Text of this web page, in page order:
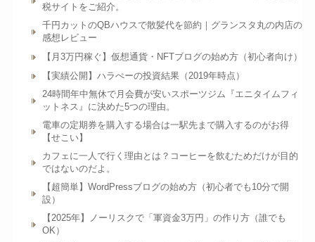
税サイトをご紹介。
千円カットのQBハウスで散髪代を節約｜グランスタ丸の内店の
感想レビュー
【月3万円稼ぐ】仮想通貨・NFTブログの始め方（初心者向け）
【実績公開】ハラぺーの投資結果（2019年時点）
24時間年中無休で月会費が安いスポーツジム『エニタイムフィ
ットネス』に決めた5つの理由。
電車の定期券を購入する場合は一駅先まで購入するのがお得
【せこい】
カフェに一人で行く理由とは？コーヒーを飲むためだけが目的
ではないのだよ。
【超簡単】WordPressブログの始め方（初心者でも10分で開
設）
【2025年】ノーリスクで「軍資金3万円」の作り方（誰でも
OK）